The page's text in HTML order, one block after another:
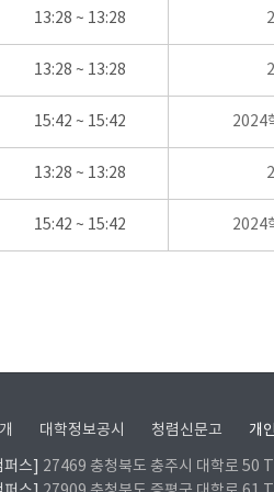
13:28 ~ 13:28
13:28 ~ 13:28
15:42 ~ 15:42 2024
13:28 ~ 13:28
15:42 ~ 15:42 2024
대학정보공시 청렴신문고 개
스]
27469 충청북도 충주시 대학로 50